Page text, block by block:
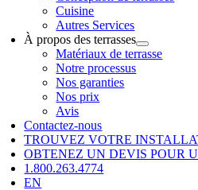
Cuisine
Autres Services
À propos des terrasses
Matériaux de terrasse
Notre processus
Nos garanties
Nos prix
Avis
Contactez-nous
TROUVEZ VOTRE
OBTENEZ UN DEVIS POUR
1.800.263.4774
EN